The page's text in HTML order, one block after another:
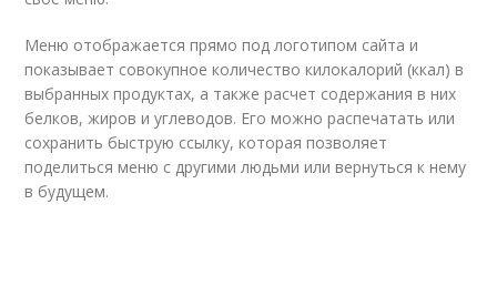
Меню отображается прямо под логотипом сайта и
показывает совокупное количество килокалорий (ккал) в
выбранных продуктах, а также расчет содержания в них
белков, жиров и углеводов. Его можно распечатать или
сохранить быструю ссылку, которая позволяет
поделиться меню с другими людьми или вернуться к нему
в будущем.